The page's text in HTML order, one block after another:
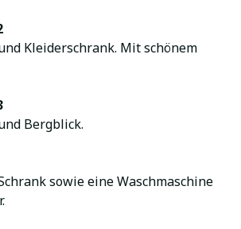
Kleiderschrank. Mit schönem
Bergblick.
sowie eine Waschmaschine